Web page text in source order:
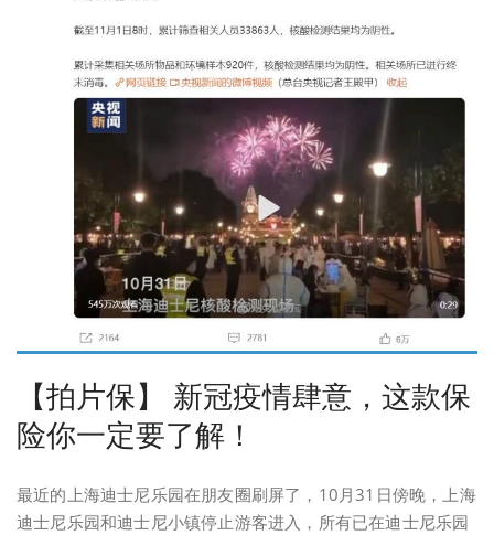
【拍片保】 新冠疫情肆意，这款保
险你一定要了解！
最近的上海迪士尼乐园在朋友圈刷屏了，10月31日傍晚，上海
迪士尼乐园和迪士尼小镇停止游客进入，所有已在迪士尼乐园